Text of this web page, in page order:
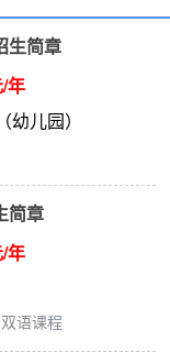
生简章
年
幼儿园）
简章
年
语课程